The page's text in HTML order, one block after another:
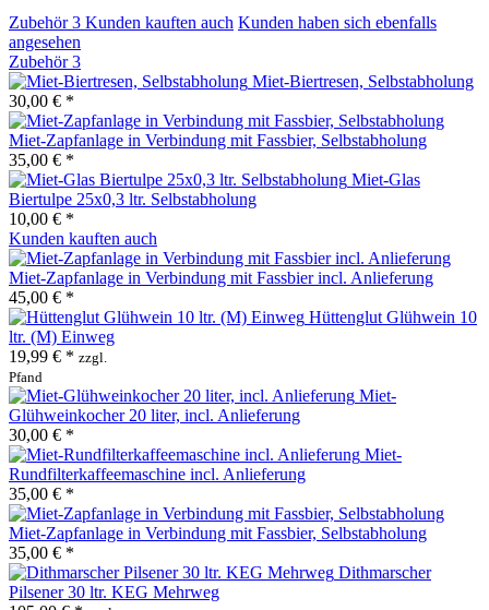
Zubehör3 Kunden kauften auch Kunden haben sich ebenfalls
angesehen
Zubehör3
Miet-Biertresen, Selbstabholung
30,00 € *
Miet-Zapfanlage in Verbindung mit Fassbier, Selbstabholung
35,00 € *
Miet-Glas
Biertulpe 25x0,3 ltr. Selbstabholung
10,00 € *
Kunden kauften auch
Miet-Zapfanlage in Verbindung mit Fassbier incl. Anlieferung
45,00 € *
Hüttenglut Glühwein 10
ltr. (M) Einweg
19,99 € * zzgl.
Pfand
Miet-
Glühweinkocher 20 liter, incl. Anlieferung
30,00 € *
Miet-
Rundfilterkaffeemaschine incl. Anlieferung
35,00 € *
Miet-Zapfanlage in Verbindung mit Fassbier, Selbstabholung
35,00 € *
Dithmarscher
Pilsener 30 ltr. KEG Mehrweg